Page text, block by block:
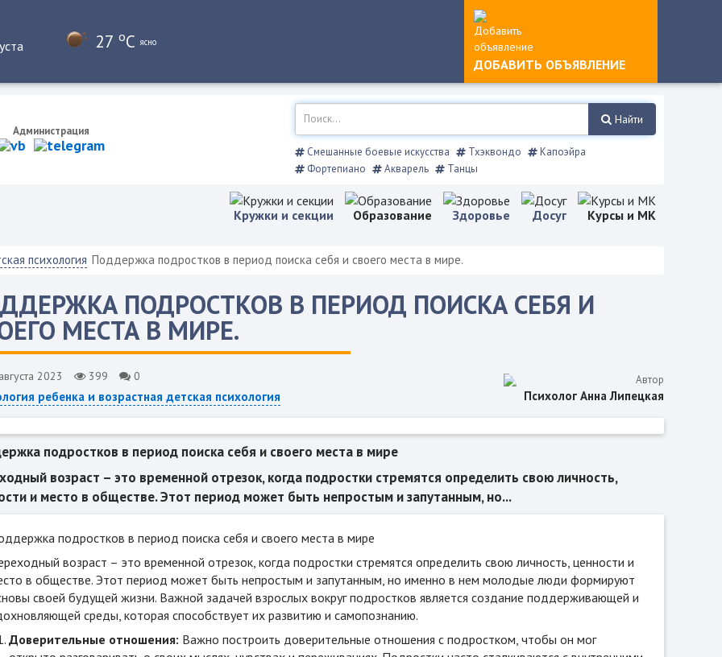
27 oC ясно
ДОБАВИТЬ ОБЪЯВЛЕНИЕ
Администрация
Найти
Смешанные боевые искусства Тхэквондо
Капоэйра
Фортепиано
Акварель Танцы
Кружки и секции Образование Здоровье Досуг Курсы и МК
психология Поддержка подростков в период поиска себя и своего места в мире.
ПОДРОСТКОВ В ПЕРИОД ПОИСКА СЕБЯ И
МЕСТА В МИРЕ.
2023 399 0
ребенка и возрастная детская психология
Автор
Психолог Анна Липецкая
подростков в период поиска себя и своего места в мире
возраст – это временной отрезок, когда подростки стремятся определить свою личность,
и место в обществе. Этот период может быть непростым и запутанным, но...
подростков в период поиска себя и своего места в мире
возраст – это временной отрезок, когда подростки стремятся определить свою личность, ценности и
в обществе. Этот период может быть непростым и запутанным, но именно в нем молодые люди формируют
своей будущей жизни. Важной задачей взрослых вокруг подростков является создание поддерживающей и
среды, которая способствует их развитию и самопознанию.
Доверительные отношения: Важно построить доверительные отношения с подростком, чтобы он мог